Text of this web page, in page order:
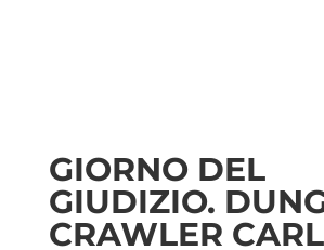
GIORNO DEL
GIUDIZIO.
CRAWLER